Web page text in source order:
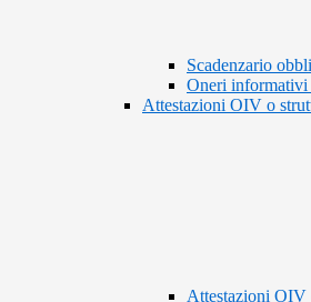
Scadenzario
Oneri informativi
Attestazioni OIV o
Attestazioni OIV